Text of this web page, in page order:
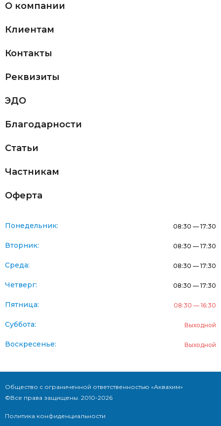
О компании
Клиентам
Контакты
Реквизиты
ЭДО
Благодарности
Статьи
Частникам
Оферта
Понедельник: 08:30 — 17:30
Вторник: 08:30 — 17:30
Среда: 08:30 — 17:30
Четверг: 08:30 — 17:30
Пятница: 08:30 — 16:30
Суббота: Выходной
Воскресенье: Выходной
Общество с ограниченной ответственностью «Аквахим»
©Все права защищены. 2010-2026
Политика конфиденциальности